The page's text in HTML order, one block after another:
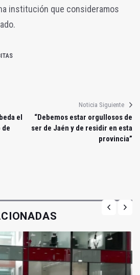
institución que consideramos
el
de
Noticia Siguiente
“Debemos estar orgullosos de
ser de Jaén y de residir en esta
provincia”